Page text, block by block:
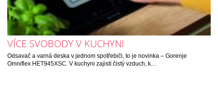
VÍCE SVOBODY V KUCHYNI
Odsavač a varná deska v jednom spotřebiči, to je novinka – Gorenje
Omniflex HET945XSC. V kuchyni zajistí čistý vzduch, k…